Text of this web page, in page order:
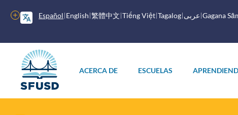
contenido
Español English 繁體中文 Tiếng Việt Tagalog عربى Gagana
Más
opciones
principal
ACERCA DE ESCUELAS